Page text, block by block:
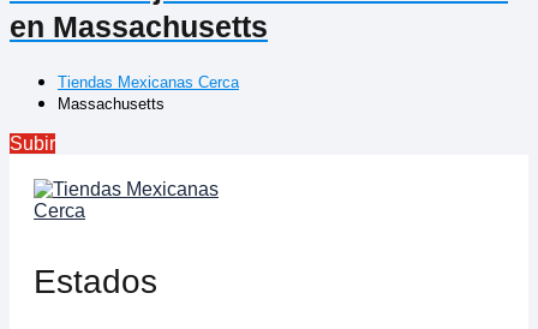
en Massachusetts
Tiendas Mexicanas Cerca
Massachusetts
Subir
Estados